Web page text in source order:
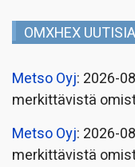
OMXHEX UUTISIA
Metso Oyj: 2026-
merkittävistä
Metso Oyj: 2026-
merkittävistä